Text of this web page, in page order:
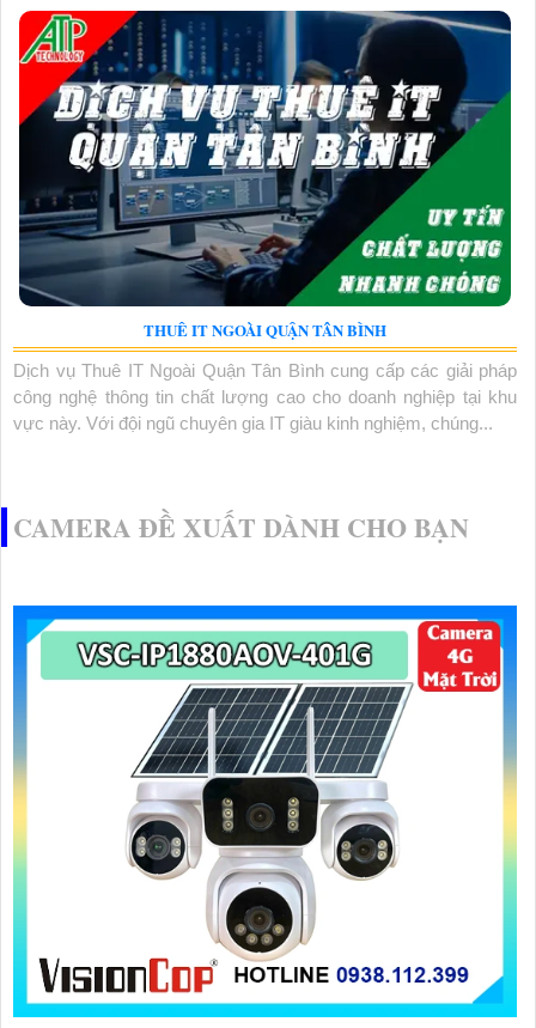
THUÊ IT NGOÀI QUẬN TÂN BÌNH
Dịch vụ Thuê IT Ngoài Quận Tân Bình cung cấp các giải pháp
công nghệ thông tin chất lượng cao cho doanh nghiệp tại khu
vực này. Với đội ngũ chuyên gia IT giàu kinh nghiệm, chúng...
CAMERA ĐỀ XUẤT DÀNH CHO BẠN